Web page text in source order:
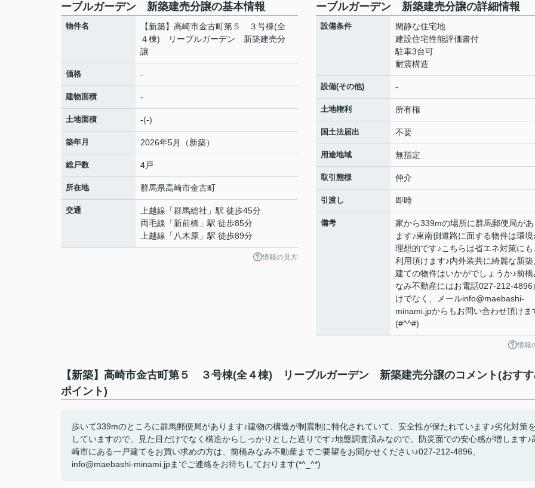
ーブルガーデン 新築建売分譲の基本情報
物件名
【新築】高崎市金古町第５ ３号棟(全
４棟) リーブルガーデン 新築建売分
譲
価格 -
建物面積 -
土地面積 -(-)
築年月 2026年5月（新築）
総戸数 4戸
所在地 群馬県高崎市金古町
交通 上越線 「群馬総社 」駅 徒歩45分
両毛線 「新前橋 」駅 徒歩85分
上越線 「 八木原 」駅 徒歩89分
情報の見方
ーブルガーデン 新築建売分譲の詳細情報
設備条件
閑静な住宅地
建設住宅性能評価書付
駐車3台可
耐震構造
設備(その他) -
土地権利 所有権
国土法届出 不要
用途地域 無指定
取引態様 仲介
引渡し 即時
備考
家から339mの場所に群馬郵便局が
ます♪東南側道路に面する物件は環境
理想的です♪こちらは省エネ対策にも
利用頂けます♪内外装共に綺麗な新築
建ての物件はいかがでしょうか♪前橋
なみ不動産にはお電話027-212-4896
けでなく、メールinfo@maebashi-
minami.jpからもお問い合わせ頂けま
(#^^#)
情報
【新築】高崎市金古町第５ ３号棟(全４棟) リーブルガーデン 新築建売分譲のコメント(おす
ポイント)
歩いて339mのところに群馬郵便局があります♪建物の構造が制震制に特化されていて、安全性が保たれています♪劣化対策
していますので、見た目だけでなく構造からしっかりとした造りです♪地盤調査済みなので、防災面での安心感が増します♪
崎市にある一戸建てをお買い求めの方は、前橋みなみ不動産までご要望をお聞かせください♪027-212-4896、
info@maebashi-minami.jpまでご連絡をお待ちしております(*^_^*)